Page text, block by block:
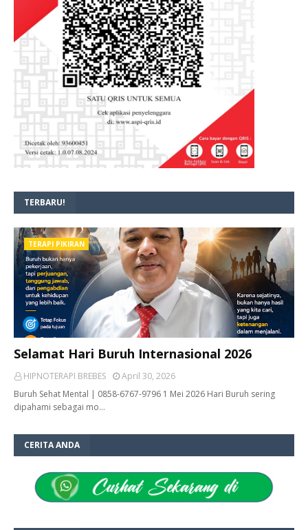
TERBARU!
TERAPI PIKIRAN
Selamat Hari Buruh Internasional 2026
HIPNOTERAPI BREBES
April 30, 2026
Buruh Sehat Mental | 0858-6767-9796 1 Mei 2026 Hari Buruh sering
dipahami sebagai mo…
CERITA ANDA